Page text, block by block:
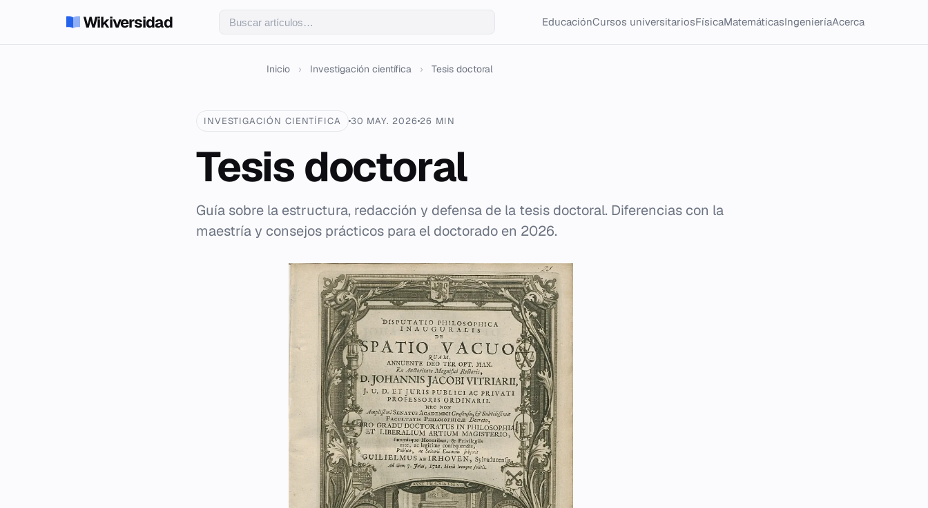
Wikiversidad EducaciónCursos universitariosFísicaMatemáticasIngenieríaAcerca
Inicio › Investigación científica › Tesis doctoral
INVESTIGACIÓN CIENTÍFICA 30 MAY. 202626 MIN
Tesis doctoral
Guía sobre la estructura, redacción y defensa de la tesis doctoral. Diferencias con la
maestría y consejos prácticos para el doctorado en 2026.